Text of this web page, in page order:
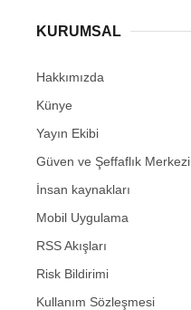
KURUMSAL
Hakkımızda
Künye
Yayın Ekibi
Güven ve Şeffaflık Merkezi
İnsan kaynakları
Mobil Uygulama
RSS Akışları
Risk Bildirimi
Kullanım Sözleşmesi